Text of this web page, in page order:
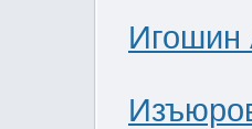
Игошин